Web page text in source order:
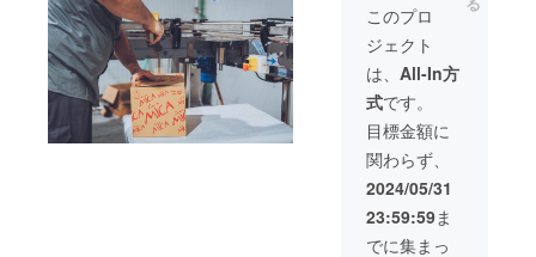
たしま
す。
※20歳未
満の者
による
飲酒は
法令で
禁止さ
れてい
ます。
20歳未
満の方
はこの
は必ず
お届け
のリ
ターン
された
ラベル
や注意
書きを
ご確認
くださ
い。」
※備考に
コール
のパワ
フルな
トで
す。ペ
ドロヒ
メネス
の厳選
樽を使
用。
すっき
た飲み
口。ハ
ムやピ
クルス
などの
アペタ
イザー
との相
い。無
濾過。
ルス
ナータ
イプの
ビー
ル。綺
麗な
ゴール
デンカ
ラー。
フルー
ティで
ハーブ
や焼き
このプロ
ジェクト
は、 All-In方
式です。
目標金額に
関わらず、
2024/05/31
23:59:59ま
でに集まっ